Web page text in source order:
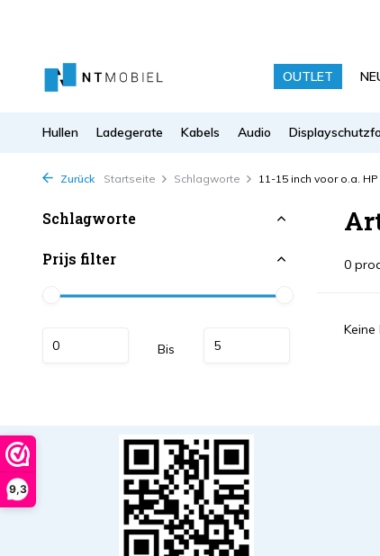
9,3
OUTLET
Hullen Ladegerate Kabels Audio
Zurück Startseite Schlagworte 11-15 inch voor o.a. HP
Schlagworte
Prijs filter
Bis
0